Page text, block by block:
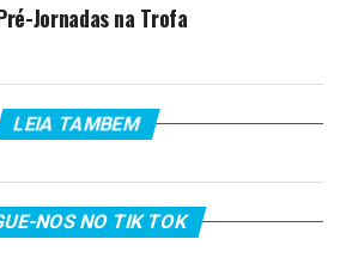
Jornadas na Trofa
LEIA TAMBEM
NOS NO TIK TOK